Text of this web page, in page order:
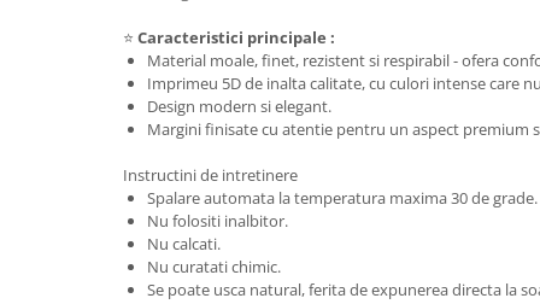
⭐ Caracteristici principale :
Material moale, finet, rezistent si respirabil - ofera
Imprimeu 5D de inalta calitate, cu culori intense care
Design modern si elegant.
Margini finisate cu atentie pentru un aspect premium
Instructini de intretinere
Spalare automata la temperatura maxima 30 de grade.
Nu folositi inalbitor.
Nu calcati.
Nu curatati chimic.
Se poate usca natural, ferita de expunerea directa la